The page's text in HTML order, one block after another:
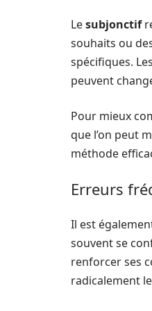
Lesubjonctif
souhaits ou
spécifiques.
peuvent
Pour mieux
que l’on peut
méthode
Erreurs
Il est
souvent se
renforcer ses
radicalement